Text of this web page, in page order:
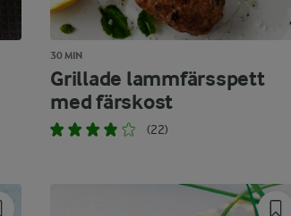
30 MIN
Grillade lammfärsspett
med färskost
(22)